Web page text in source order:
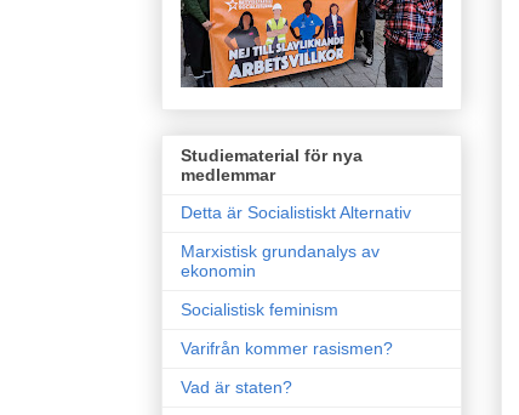
Studiematerial för nya
medlemmar
Detta är Socialistiskt Alternativ
Marxistisk grundanalys av
ekonomin
Socialistisk feminism
Varifrån kommer rasismen?
Vad är staten?